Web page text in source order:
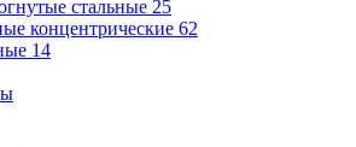
стальные 25
концентрические 62
14